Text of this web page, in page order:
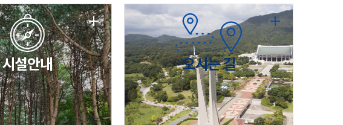
시설안내 오시는 길